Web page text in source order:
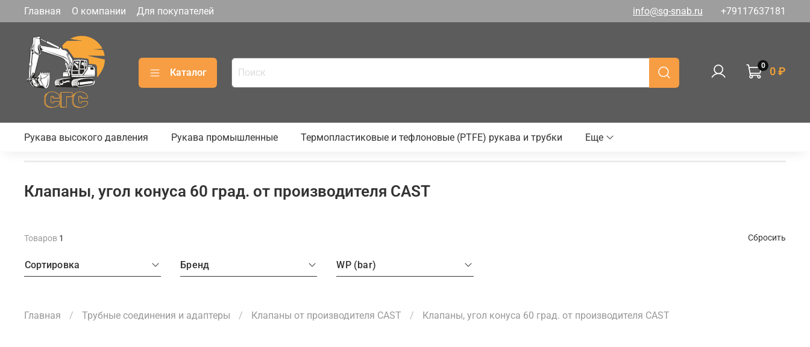
Главная О компании Для покупателей info@sg-snab.ru +79117637181
Каталог
0 0 ₽
Рукава высокого давления Рукава промышленные Термопластиковые и тефлоновые (PTFE) рукава и трубки Еще
Клапаны, угол конуса 60 град. от производителя CAST
Товаров 1 Сбросить
Сортировка Бренд WP (bar)
Главная Трубные соединения и адаптеры Клапаны от производителя CAST Клапаны, угол конуса 60 град. от производителя CAST